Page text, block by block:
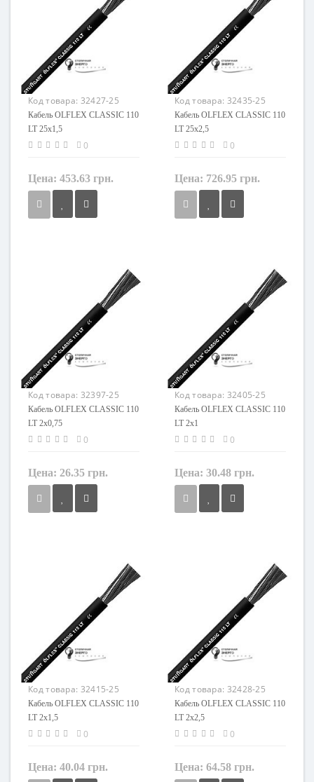
не экранированный
Заземление
с жилой заземления
Маркировка
OLFLEX CLASSIC 110 LT
не экранированный
Заземление
с жилой заземления
Маркировка
OLFLEX CLASSIC 110 LT
Код товара: 32427-25
Кабель OLFLEX CLASSIC 110
LT 25x1,5
0
Цена: 453.63 грн.
не экранированный
Заземление
с жилой заземления
Маркировка
OLFLEX CLASSIC 110 LT
Код товара: 32435-25
Кабель OLFLEX CLASSIC 110
LT 25x2,5
0
Цена: 726.95 грн.
не экранированный
Заземление
с жилой заземления
Маркировка
OLFLEX CLASSIC 110 LT
Код товара: 32397-25
Кабель OLFLEX CLASSIC 110
LT 2x0,75
0
Цена: 26.35 грн.
не экранированный
Заземление
Маркировка
OLFLEX CLASSIC 110 LT
Код товара: 32405-25
Кабель OLFLEX CLASSIC 110
LT 2x1
0
Цена: 30.48 грн.
не экранированный
Заземление
Маркировка
OLFLEX CLASSIC 110 LT
Код товара: 32415-25
Кабель OLFLEX CLASSIC 110
LT 2x1,5
0
Цена: 40.04 грн.
Код товара: 32428-25
Кабель OLFLEX CLASSIC 110
LT 2x2,5
0
Цена: 64.58 грн.